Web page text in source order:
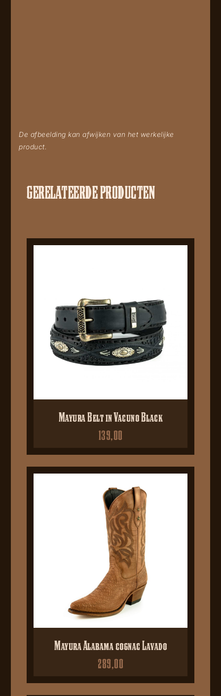
De afbeelding kan afwijken van het werkelijke
product.
GERELATEERDE PRODUCTEN
Mayura Belt in Vacuno Black
139,00
Mayura Alabama cognac Lavado
289,00